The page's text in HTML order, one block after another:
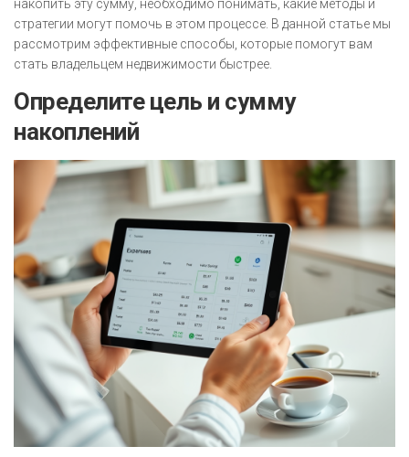
накопить эту сумму, необходимо понимать, какие методы и
стратегии могут помочь в этом процессе. В данной статье мы
рассмотрим эффективные способы, которые помогут вам
стать владельцем недвижимости быстрее.
Определите цель и сумму
накоплений